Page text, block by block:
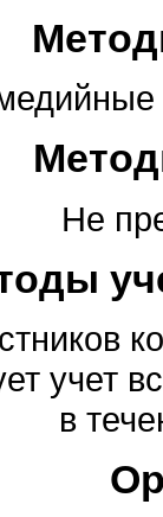
Не
учет
в